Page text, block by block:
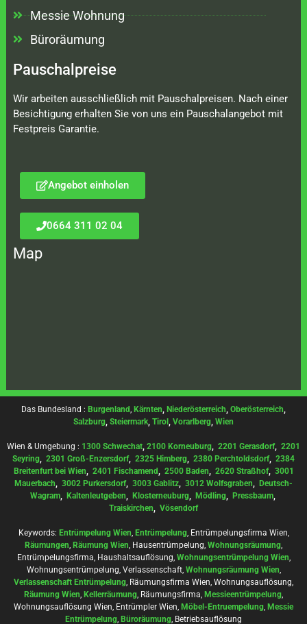
Messie Wohnung
Büroräumung
Pauschalpreise
Wir arbeiten ausschließlich mit Pauschalpreisen. Nach einer
Besichtigung erhalten Sie von uns ein Pauschalangebot mit
Festpreis Garantie.
Angebot einholen
0664 311 02 04
Map
Das Bundesland : Burgenland, Kärnten, Niederösterreich, Oberösterreich,
Salzburg, Steiermark, Tirol , Vorarlberg, Wien
Wien & Umgebung : 1300 Schwechat, 2100 Korneuburg, 2201 Gerasdorf, 2201
Seyring, 2301 Groß-Enzersdorf, 2325 Himberg, 2380 Perchtoldsdorf, 2384
Breitenfurt bei Wien, 2401 Fischamend, 2500 Baden, 2620 Straßhof, 3001
Mauerbach, 3002 Purkersdorf, 3003 Gablitz, 3012 Wolfsgraben, Deutsch-
Wagram, Kaltenleutgeben, Klosterneuburg, Mödling, Pressbaum,
Traiskirchen, Vösendorf
Keywords: Entrümpelung Wien, Entrümpelung, Entrümpelungsfirma Wien,
Räumungen, Räumung Wien, Hausentrümpelung, Wohnungsräumung,
Entrümpelungsfirma, Haushaltsauflösung, Wohnungsentrümpelung Wien,
Wohnungsentrümpelung, Verlassenschaft, Wohnungsräumung Wien,
Verlassenschaft Entrümpelung, Räumungsfirma Wien, Wohnungsauflösung,
Räumung Wien, Kellerräumung, Räumungsfirma, Messieentrümpelung,
Wohnungsauflösung Wien, Entrümpler Wien, Möbel-Entruempelung, Messie
Entrümpelung, Büroräumung, Betriebsauflösung